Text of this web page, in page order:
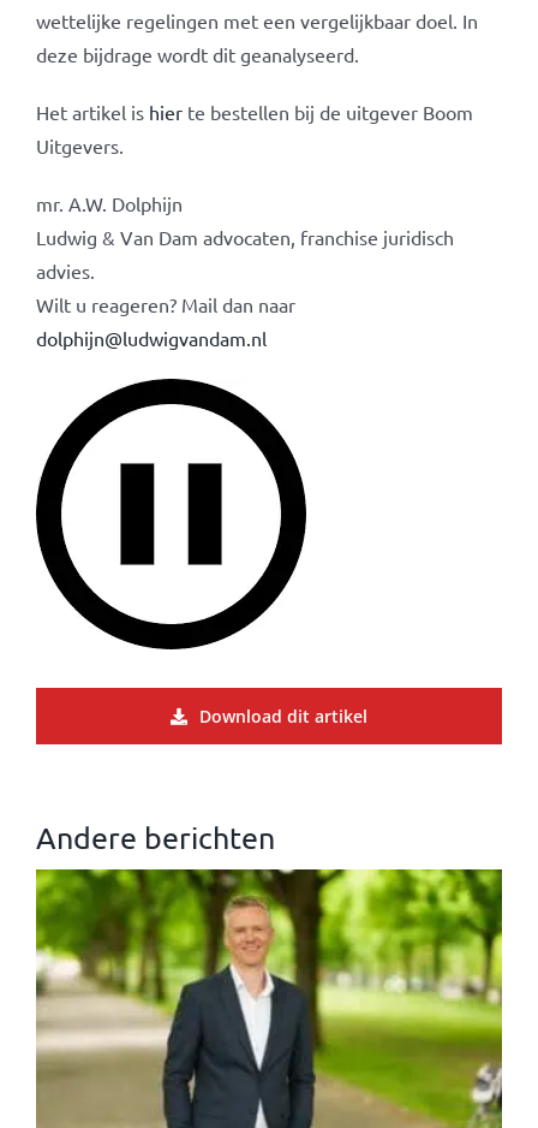
wettelijke regelingen met een vergelijkbaar doel. In
deze bijdrage wordt dit geanalyseerd.
Het artikel is hierte bestellen bij de uitgever Boom
Uitgevers.
mr. A.W. Dolphijn
Ludwig & Van Dam advocaten, franchise juridisch
advies.
Wilt u reageren? Mail dan naar
dolphijn@ludwigvandam.nl
Download dit artikel
Andere berichten